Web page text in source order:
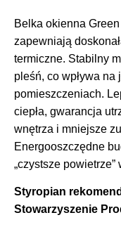
Belka okienna
zapewniają
termiczne. Stabilny
pleśń, co wpływa
pomieszczeniach.
ciepła, gwarancja
wnętrza i mniejsze
⁠Energooszczędne
„czystsze
Styropian
Stowarzyszenie